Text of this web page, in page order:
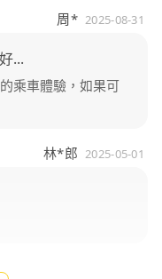
周* 2025-08-31
...
乘車體驗，如果可
林*郎 2025-05-01